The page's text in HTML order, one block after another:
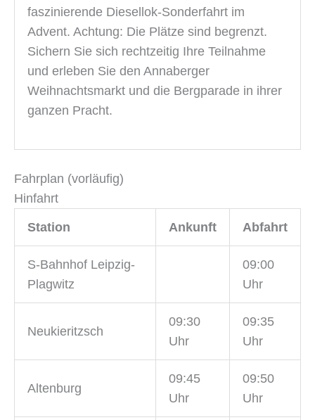
faszinierende Diesellok-Sonderfahrt im
Advent. Achtung: Die Plätze sind begrenzt.
Sichern Sie sich rechtzeitig Ihre Teilnahme
und erleben Sie den Annaberger
Weihnachtsmarkt und die Bergparade in ihrer
ganzen Pracht.
Fahrplan (vorläufig)
Hinfahrt
Station Ankunft Abfahrt
S-Bahnhof Leipzig-
Plagwitz
09:00
Uhr
Neukieritzsch
09:30
Uhr
09:35
Uhr
Altenburg
09:45
Uhr
09:50
Uhr